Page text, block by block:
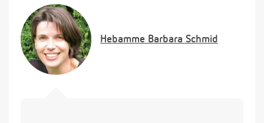
unternehmen oder reicht viel liegen und Ruhe ?
Vielen Dank für die Antwort im Voraus und ein
dickes Lob für das tolle Forum und die Arbeit der
Hebammen, die ganzen sites sind prima gemacht !
Herzliche Grüße: Regina
Hebamme Barbara Schmid